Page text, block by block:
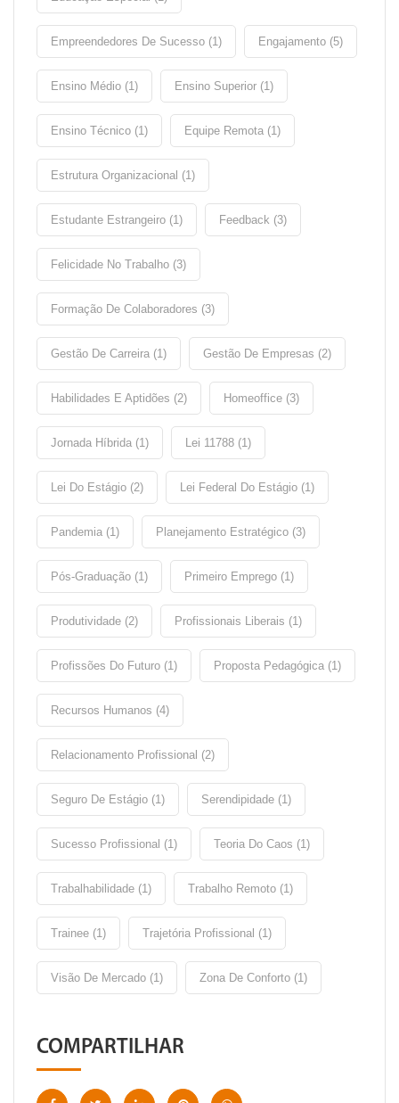
Empreendedores De Sucesso (1) Engajamento (5)
Ensino Médio (1) Ensino Superior (1)
Ensino Técnico (1) Equipe Remota (1)
Estrutura Organizacional (1)
Estudante Estrangeiro (1) Feedback (3)
Felicidade No Trabalho (3)
Formação De Colaboradores (3)
Gestão De Carreira (1) Gestão De Empresas (2)
Habilidades E Aptidões (2) Homeoffice (3)
Jornada Híbrida (1) Lei 11788 (1)
Lei Do Estágio (2) Lei Federal Do Estágio (1)
Pandemia (1) Planejamento Estratégico (3)
Pós-Graduação (1) Primeiro Emprego (1)
Produtividade (2) Profissionais Liberais (1)
Profissões Do Futuro (1) Proposta Pedagógica (1)
Recursos Humanos (4)
Relacionamento Profissional (2)
Seguro De Estágio (1) Serendipidade (1)
Sucesso Profissional (1) Teoria Do Caos (1)
Trabalhabilidade (1) Trabalho Remoto (1)
Trainee (1) Trajetória Profissional (1)
Visão De Mercado (1) Zona De Conforto (1)
COMPARTILHAR